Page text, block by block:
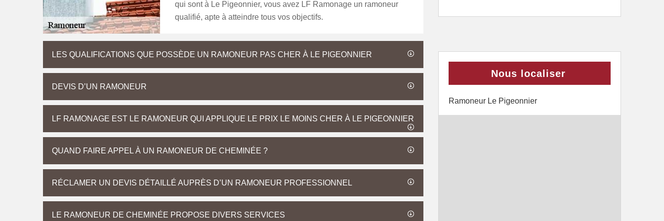
qui sont à Le Pigeonnier, vous avez LF Ramonage un ramoneur
qualifié, apte à atteindre tous vos objectifs.
LES QUALIFICATIONS QUE POSSÈDE UN RAMONEUR PAS CHER À LE PIGEONNIER
DEVIS D’UN RAMONEUR
LF RAMONAGE EST LE RAMONEUR QUI APPLIQUE LE PRIX LE MOINS CHER À LE PIGEONNIER
QUAND FAIRE APPEL À UN RAMONEUR DE CHEMINÉE ?
RÉCLAMER UN DEVIS DÉTAILLÉ AUPRÈS D’UN RAMONEUR PROFESSIONNEL
LE RAMONEUR DE CHEMINÉE PROPOSE DIVERS SERVICES
Nous localiser
Ramoneur Le Pigeonnier